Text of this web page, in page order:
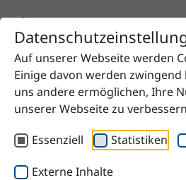
Auf unserer Webseite werden
Einige davon werden
uns andere ermöglichen, Ihre
unserer Webseite zu
Essenziell
Statistiken
Externe Inhalte
Startseite Produkt